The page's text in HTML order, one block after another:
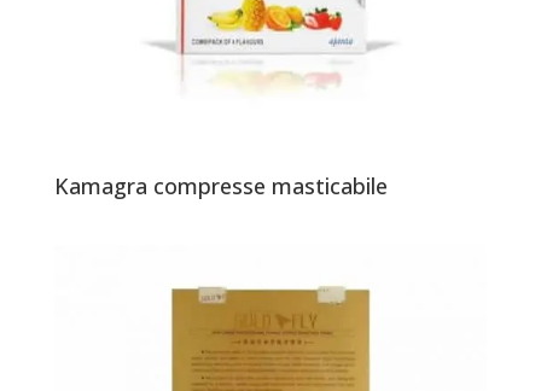
Kamagra compresse masticabile